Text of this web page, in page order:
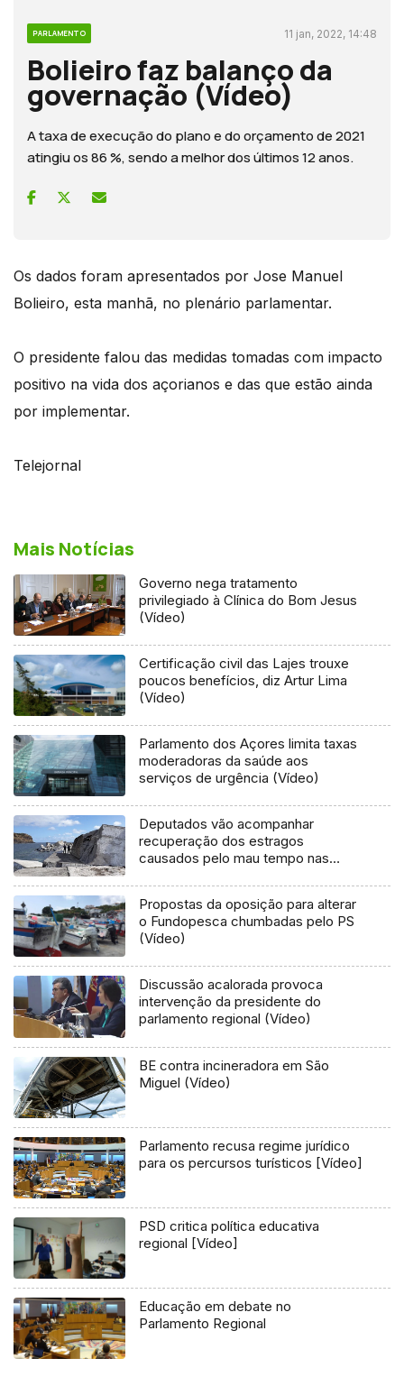
PARLAMENTO 11 jan, 2022, 14:48
Bolieiro faz balanço da
governação (Vídeo)
A taxa de execução do plano e do orçamento de 2021
atingiu os 86 %, sendo a melhor dos últimos 12 anos.
Os dados foram apresentados por Jose Manuel
Bolieiro, esta manhã, no plenário parlamentar.
O presidente falou das medidas tomadas com impacto
positivo na vida dos açorianos e das que estão ainda
por implementar.
Telejornal
Mais Notícias
Governo nega tratamento
privilegiado à Clínica do Bom Jesus
(Vídeo)
Certificação civil das Lajes trouxe
poucos benefícios, diz Artur Lima
(Vídeo)
Parlamento dos Açores limita taxas
moderadoras da saúde aos
serviços de urgência (Vídeo)
Deputados vão acompanhar
recuperação dos estragos
causados pelo mau tempo nas
Propostas da oposição para alterar
o Fundopesca chumbadas pelo PS
(Vídeo)
Discussão acalorada provoca
intervenção da presidente do
parlamento regional (Vídeo)
BE contra incineradora em São
Miguel (Vídeo)
Parlamento recusa regime jurídico
para os percursos turísticos [Vídeo]
PSD critica política educativa
regional [Vídeo]
Educação em debate no
Parlamento Regional